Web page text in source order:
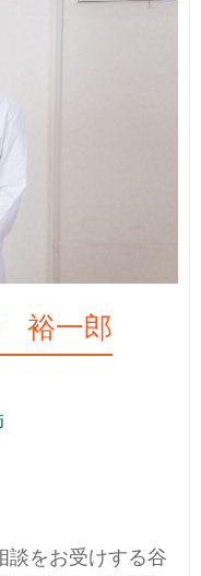
裕一郎
談をお受けする谷